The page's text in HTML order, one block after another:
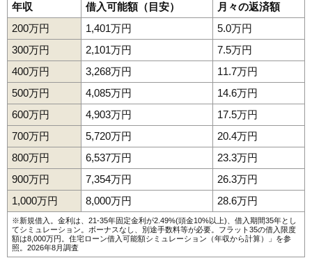
年収
借入可能額（目安）
月々の返済額
200万円
1,401万円
5.0万円
300万円
2,101万円
7.5万円
400万円
3,268万円
11.7万円
500万円
4,085万円
14.6万円
600万円
4,903万円
17.5万円
700万円
5,720万円
20.4万円
800万円
6,537万円
23.3万円
900万円
7,354万円
26.3万円
1,000万円
8,000万円 28.6万円
※新規借入。金利は、21-35年固定金利が2.49%(頭金10%以上)、借入期間35年とし
てシミュレーション。ボーナスなし、別途手数料等が必要。フラット35の借入限度
額は8,000万円。 住宅ローン借入可能額シミュレーション（年収から計算）
」を参
照。2026年8月調査